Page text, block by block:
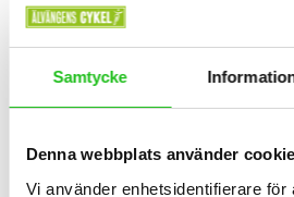
Samtycke
Denna webbplats använder
Vi använder enhetsidentifierare för
Orbea MX 20 Team Disc är en
handbroms. Storleken på ramen gör att
denna från ca 115cm lång. Orbea har
Orbea
Orbea är ett företag ifrån Spanien som